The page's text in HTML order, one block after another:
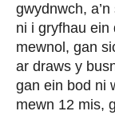
gwydnwch,
ni i gryfhau ein
mewnol, gan
ar draws y
gan ein bod ni
mewn 12 mis,